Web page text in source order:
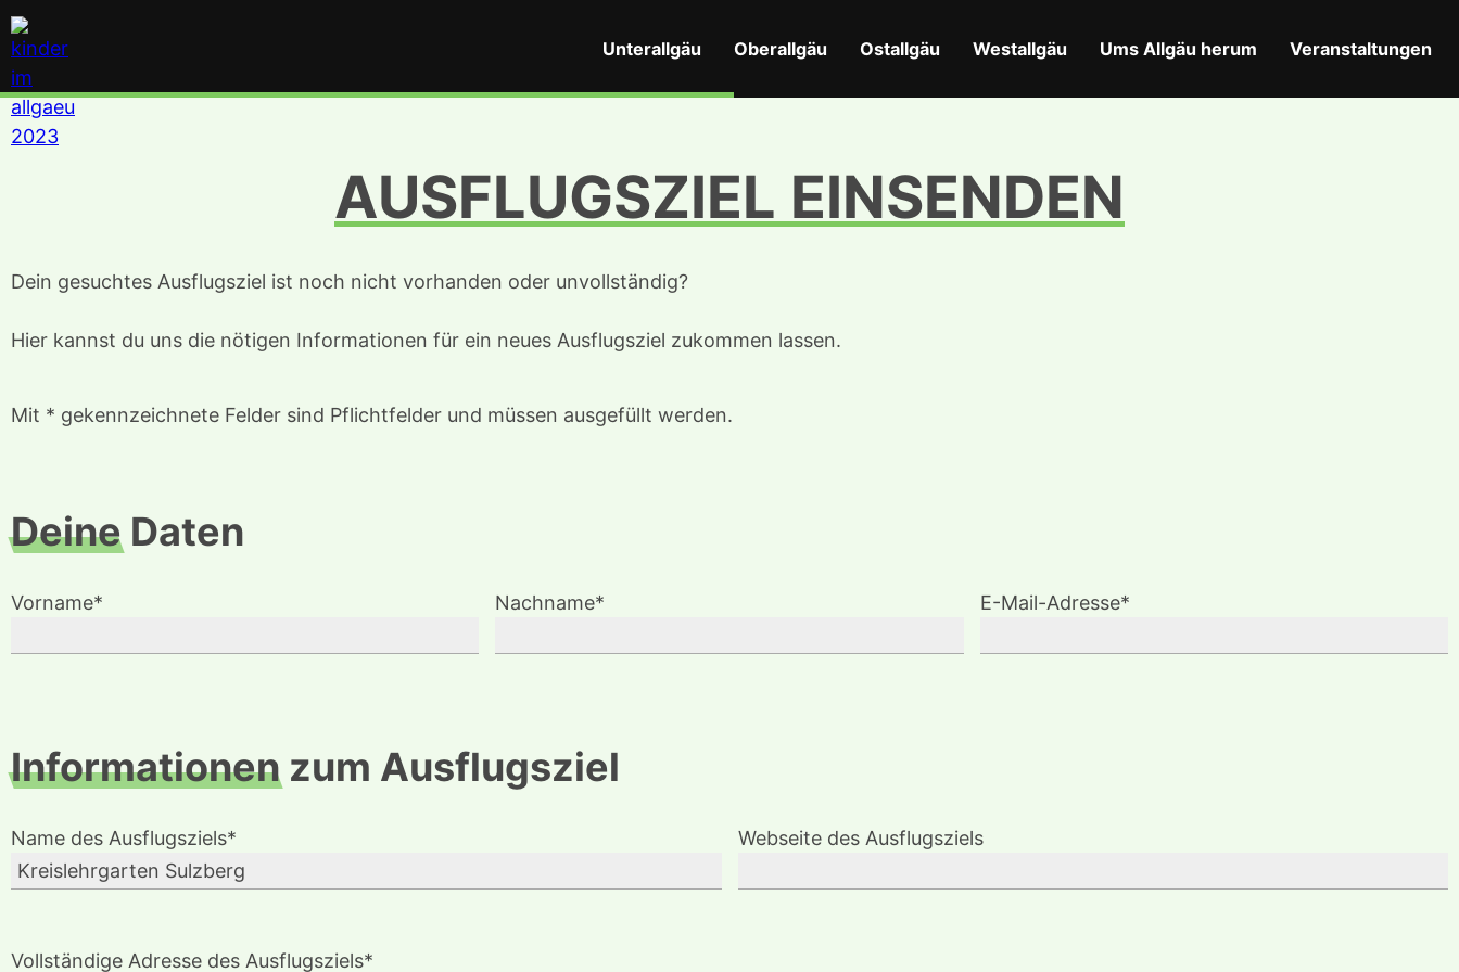
Unterallgäu Oberallgäu Ostallgäu Westallgäu Ums Allgäu herum Veranstaltungen
AUSFLUGSZIEL EINSENDEN
Dein gesuchtes Ausflugsziel ist noch nicht vorhanden oder unvollständig?
Hier kannst du uns die nötigen Informationen für ein neues Ausflugsziel zukommen lassen.
Mit * gekennzeichnete Felder sind Pflichtfelder und müssen ausgefüllt werden.
Deine Daten
Vorname* Nachname* E-Mail-Adresse*
Informationen zum Ausflugsziel
Name des Ausflugsziels* Webseite des Ausflugsziels
Vollständige Adresse des Ausflugsziels*